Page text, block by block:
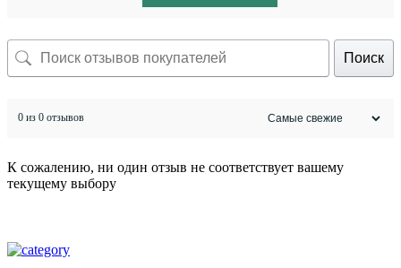
Поиск
0 из 0 отзывов
К сожалению, ни один отзыв не соответствует вашему
текущему выбору